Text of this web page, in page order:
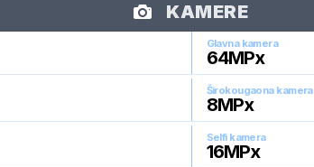
KAMERE
Glavna kamera
64MPx
Širokougaona kamera
8MPx
Selfi kamera
16MPx